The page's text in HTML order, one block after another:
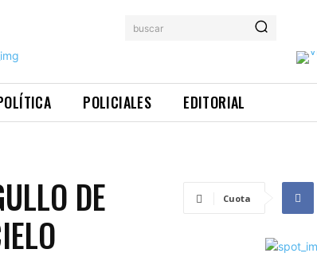
buscar
POLICIALES EDITORIAL
DE
Cuota